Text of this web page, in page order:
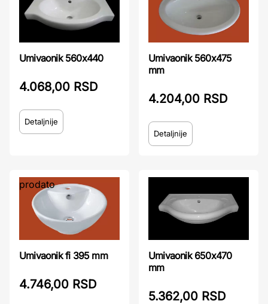
Umivaonik 560x440
4.068,00 RSD
Detaljnije
Umivaonik 560x475
mm
4.204,00 RSD
Detaljnije
prodato
Umivaonik fi 395 mm
4.746,00 RSD
Umivaonik 650x470
mm
5.362,00 RSD